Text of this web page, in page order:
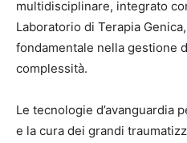
multidisciplinare, integrato
Laboratorio di Terapia
fondamentale nella gestione
complessità.
Le tecnologie d’avanguardia
e la cura dei grandi